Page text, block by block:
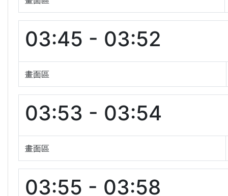
03:45 - 03:52
畫面區
03:53 - 03:54
畫面區
03:55 - 03:58